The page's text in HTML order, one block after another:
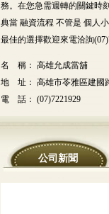
務。在您急需週轉的關鍵時
典當 融資流程 不管是 個人
最佳的選擇歡迎來電洽詢
名 稱： 高雄允成當舖
地 址： 高雄市苓雅區建國
電 話： (07)7221929
公司新聞